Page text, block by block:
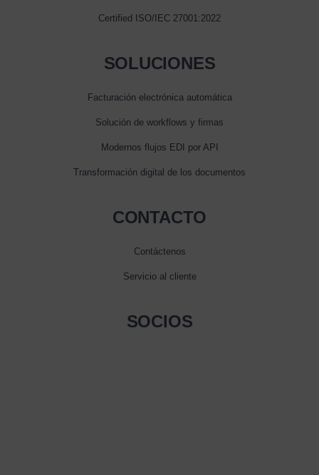
Certified ISO/IEC 27001:2022
SOLUCIONES
Facturación electrónica automática
Solución de workflows y firmas
Modernos flujos EDI por API
Transformación digital de los documentos
CONTACTO
Contáctenos
Servicio al cliente
SOCIOS